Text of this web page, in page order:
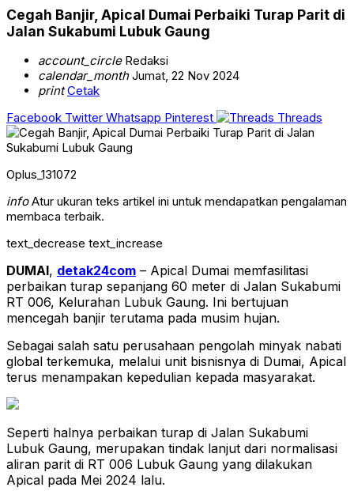
Cegah Banjir, Apical Dumai Perbaiki Turap Parit di
Jalan Sukabumi Lubuk Gaung
account_circleRedaksi
calendar_monthJumat, 22 Nov 2024
print Cetak
Facebook Twitter Whatsapp Pinterest Threads
Oplus_131072
infoAtur ukuran teks artikel ini untuk mendapatkan pengalaman
membaca terbaik.
text_decrease text_increase
DUMAI, detak24com – Apical Dumai memfasilitasi
perbaikan turap sepanjang 60 meter di Jalan Sukabumi
RT 006, Kelurahan Lubuk Gaung. Ini bertujuan
mencegah banjir terutama pada musim hujan.
Sebagai salah satu perusahaan pengolah minyak nabati
global terkemuka, melalui unit bisnisnya di Dumai, Apical
terus menampakan kepedulian kepada masyarakat.
Seperti halnya perbaikan turap di Jalan Sukabumi
Lubuk Gaung, merupakan tindak lanjut dari normalisasi
aliran parit di RT 006 Lubuk Gaung yang dilakukan
Apical pada Mei 2024 lalu.